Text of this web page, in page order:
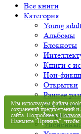
Все книги
Категория
Young adult
Альбомы
Блокноты
Книги с
Нон-
Открытки
Раннее
Тетради
Мы используем файлы
сохранений предпочтений и
сайта. Подробнее в
Нажмите "Принять", чтобы